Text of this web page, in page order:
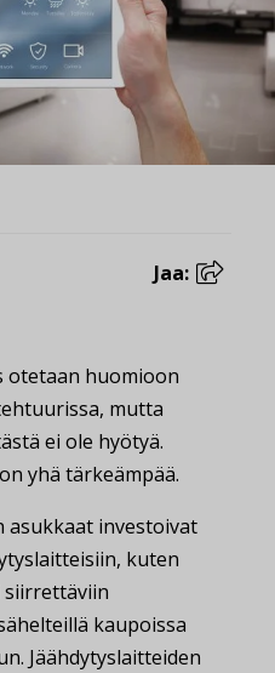
Jaa:
otetaan huomioon
mutta
ei ole hyötyä.
yhä tärkeämpää.
asukkaat investoivat
kuten
siirrettäviin
kaupoissa
Jäähdytyslaitteiden